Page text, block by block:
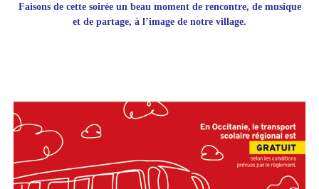
Faisons de cette soirée un beau moment de rencontre, de musique
et de partage, à l’image de notre village.